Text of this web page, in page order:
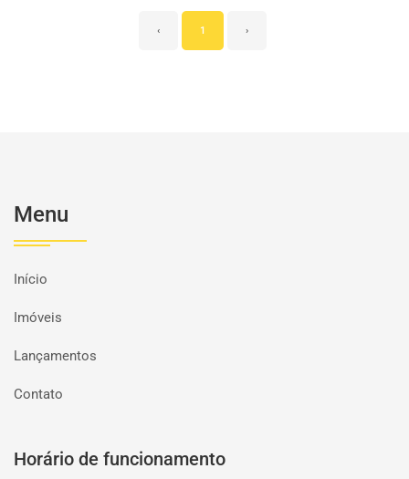
‹ 1 ›
Menu
Início
Imóveis
Lançamentos
Contato
Horário de funcionamento